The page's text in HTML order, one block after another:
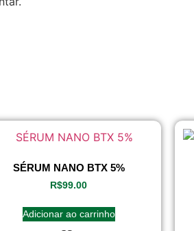
SÉRUM NANO BTX 5%
R$99.00
Adicionar ao carrinho